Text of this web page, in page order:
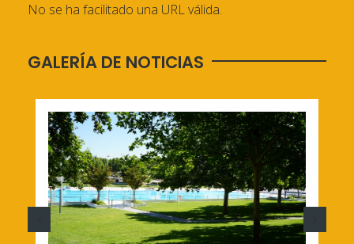
No se ha facilitado una URL válida.
GALERÍA DE NOTICIAS